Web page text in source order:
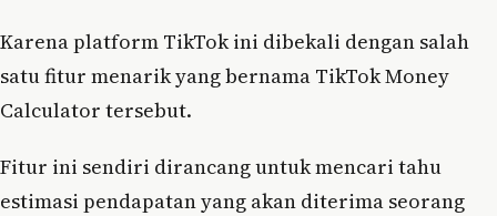
Karena platform TikTok ini dibekali dengan salah
satu fitur menarik yang bernama TikTok Money
Calculator tersebut.
Fitur ini sendiri dirancang untuk mencari tahu
estimasi pendapatan yang akan diterima seorang